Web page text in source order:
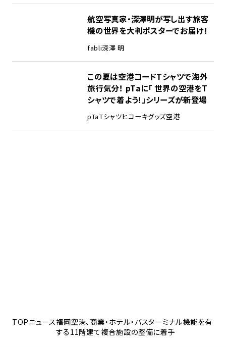
航空写真家・深澤明が写し出す旅客
機の世界を大判ポスターでお届け！
fabli深澤 明
この夏は空港コードTシャツで海外
旅行気分！ pTaに「 世界の空港をT
シャツで着よう！」シリーズが新登場
pTaTシャツヒコーキグッズ空港
TOPニュース福岡空港、商業・ホテル・バスターミナル機能を有
する11階建て複合施設の整備に着手